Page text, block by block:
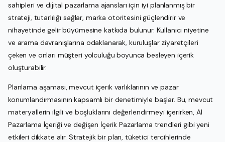
sahipleri ve dijital pazarlama ajansları için iyi planlanmış bir
strateji, tutarlılığı sağlar, marka otoritesini güçlendirir ve
nihayetinde gelir büyümesine katkıda bulunur. Kullanıcı niyetine
ve arama davranışlarına odaklanarak, kuruluşlar ziyaretçileri
çeken ve onları müşteri yolculuğu boyunca besleyen içerik
oluşturabilir.
Planlama aşaması, mevcut içerik varlıklarının ve pazar
konumlandırmasının kapsamlı bir denetimiyle başlar. Bu, mevcut
materyallerin ilgili ve boşluklarını değerlendirmeyi içerirken, AI
Pazarlama İçeriği ve değişen İçerik Pazarlama trendleri gibi yeni
etkileri dikkate alır. Stratejik bir plan, tüketici tercihlerinde